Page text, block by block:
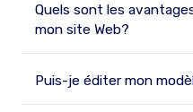
Quels sont les
mon site Web?
Puis-je éditer mon